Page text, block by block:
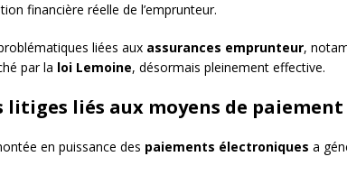
financière réelle de l’emprunteur.
liées aux assurances emprunteur,
par la loi Lemoine, désormais pleinement effective.
litiges liés aux moyens de
en puissance des paiements électroniques a